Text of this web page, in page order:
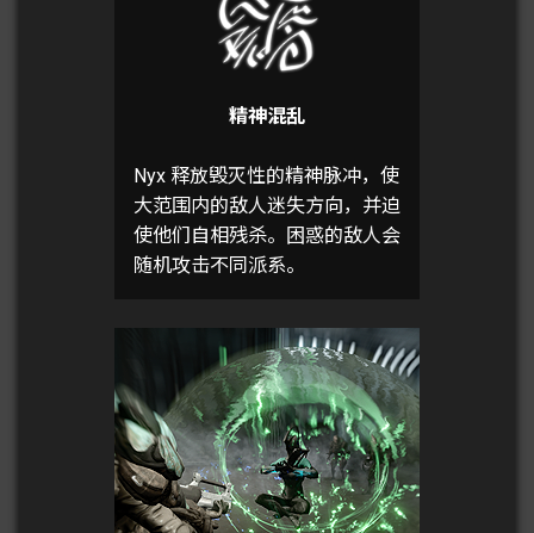
精神混乱
Nyx 释放毁灭性的精神脉冲，使
大范围内的敌人迷失方向，并迫
使他们自相残杀。困惑的敌人会
随机攻击不同派系。